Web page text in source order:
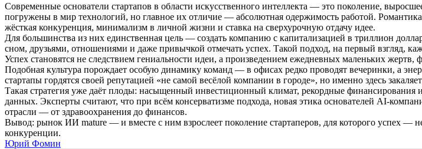
Современные основатели стартапов в области искусственного интеллекта — это поколение,
погружены в мир технологий, но главное их отличие — абсолютная одержимость работой.
жёсткая конкуренция, минимализм в личной жизни и ставка на сверхурочную отдачу идее.
Для большинства из них единственная цель — создать компанию с капитализацией в триллион
сном, друзьями, отношениями и даже привычкой отмечать успех. Такой подход, на первый взгляд,
Успех становятся не следствием гениальности идеи, а произведением ежедневных маленьких жертв,
Подобная культура порождает особую динамику команд — в офисах редко проводят вечеринки, а
стартапы гордятся своей репутацией «не самой весёлой компании в городе», но именно здесь
Такая стратегия уже даёт плоды: насыщенный инвестиционный климат, рекордные
данных. Эксперты считают, что при всём консерватизме подхода, новая этика основателей AI-
отрасли — от здравоохранения до финансов.
Вывод: рынок ИИ mature — и вместе с ним взрослеет поколение стартаперов, для которого успех —
конкуренции.
Юрий Фомин